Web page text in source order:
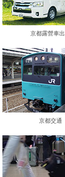
京都露營車
京都交通